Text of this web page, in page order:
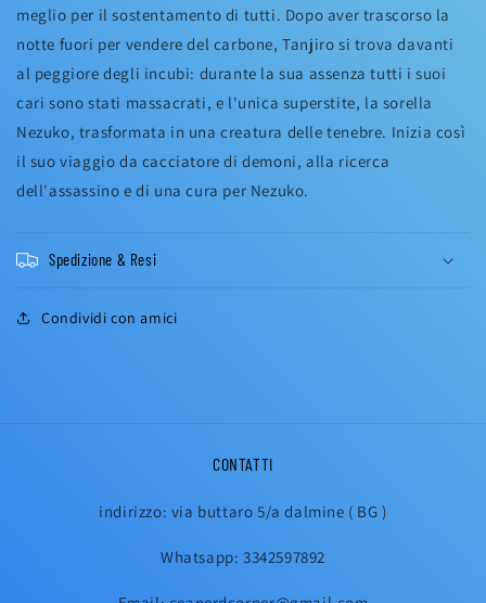
meglio per il sostentamento di tutti. Dopo aver trascorso la
notte fuori per vendere del carbone, Tanjiro si trova davanti
al peggiore degli incubi: durante la sua assenza tutti i suoi
cari sono stati massacrati, e l'unica superstite, la sorella
Nezuko, trasformata in una creatura delle tenebre. Inizia così
il suo viaggio da cacciatore di demoni, alla ricerca
dell'assassino e di una cura per Nezuko.
Spedizione & Resi
Condividi con amici
CONTATTI
indirizzo: via buttaro 5/a dalmine ( BG )
Whatsapp: 3342597892